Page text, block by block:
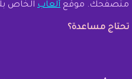
متصفحك. موقع ألعاب الخاص
تحتاج مساعدة؟